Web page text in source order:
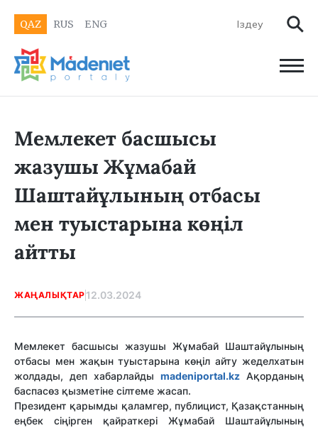
QAZ RUS ENG
Мемлекет басшысы
жазушы Жұмабай
Шаштайұлының отбасы
мен туыстарына көңіл
айтты
ЖАҢАЛЫҚТАР 12.03.2024
Мемлекет басшысы жазушы Жұмабай Шаштайұлының
отбасы мен жақын туыстарына көңіл айту жеделхатын
жолдады, деп хабарлайды madeniportal.kz Ақорданың
баспасөз қызметіне сілтеме жасап.
Президент қарымды қаламгер, публицист, Қазақстанның
еңбек сіңірген қайраткері Жұмабай Шаштайұлының